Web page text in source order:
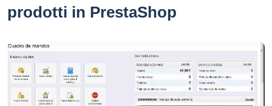
prodotti in PrestaShop